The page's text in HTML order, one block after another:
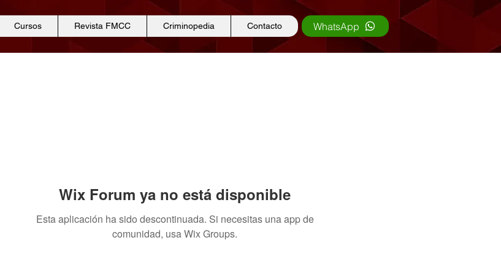
Cursos Revista FMCC Criminopedia Contacto WhatsApp
Wix Forum ya no está disponible
Esta aplicación ha sido descontinuada. Si necesitas una app de
comunidad, usa Wix Groups.